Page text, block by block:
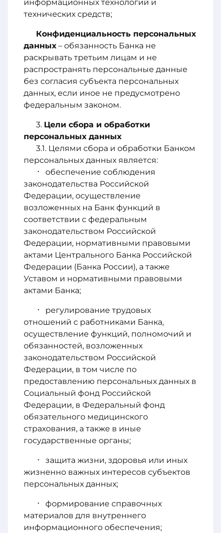
информационных технологий и
технических средств;
Конфиденциальность персональных
данных– обязанность Банка не
раскрывать третьим лицам и не
распространять персональные данные
без согласия субъекта персональных
данных, если иное не предусмотрено
федеральным законом.
Цели сбора и обработки
персональных данных
Целями сбора и обработки Банком
персональных данных является:
обеспечение соблюдения
законодательства Российской
Федерации, осуществление
возложенных на Банк функций в
соответствии с федеральным
законодательством Российской
Федерации, нормативными правовыми
актами Центрального Банка Российской
Федерации (Банка России), а также
Уставом и нормативными правовыми
актами Банка;
регулирование трудовых
отношений с работниками Банка,
осуществление функций, полномочий и
обязанностей, возложенных
законодательством Российской
Федерации, в том числе по
предоставлению персональных данных в
Социальный фонд Российской
Федерации, в Федеральный фонд
обязательного медицинского
страхования, а также в иные
государственные органы;
защита жизни, здоровья или иных
жизненно важных интересов субъектов
персональных данных;
формирование справочных
материалов для внутреннего
информационного обеспечения;